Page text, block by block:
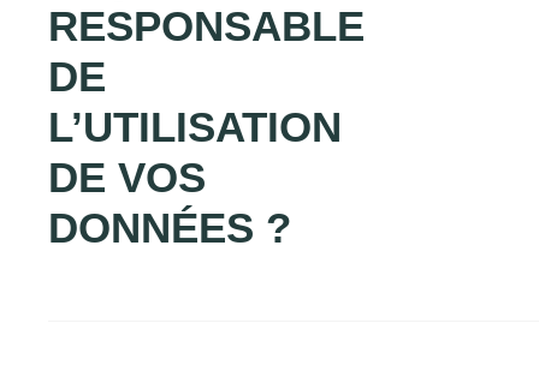
RESPONSABLE
DE
L’UTILISATION
DE VOS
DONNÉES ?